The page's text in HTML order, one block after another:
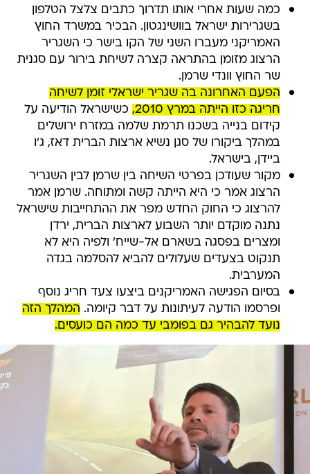
כמה שעות אחרי אותו תדרוך כתבים צלצל הטלפון
בשגרירות ישראל בוושינגטון. הבכיר במשרד החוץ
האמריקני מעברו השני של הקו בישר כי השגריר
הרצוג מזומן בהתראה קצרה לשיחת בירור עם סגנית
שר החוץ וונדי שרמן.
הפעם האחרונה בה שגריר ישראלי זומן לשיחה
חריגה כזו הייתה במרץ 2010,
כשישראל הודיעה על
קידום בנייה בשכנו תרמת שלמה במזרח ירושלים
במהלך ביקורו של סגן נשיא ארצות הברית דאז, ג'ו
ביידן, בישראל.
מקור שעודכן בפרטי השיחה בין שרמן לבין השגריר
הרצוג אמר כי היא הייתה קשה ומתוחה. שרמן אמר
להרצוג כי החוק החדש מפר את ההתחייבות שישראל
נתנה מוקדם יותר השבוע לארצות הברית, ירדן
ומצרים בפסגה בשארם אל-שייח' ולפיה היא לא
תנקוט בצעדים שעלולים להביא להסלמה בגדה
המערבית.
בסיום הפגישה האמריקנים ביצעו צעד חריג נוסף
ופרסמו הודעה לעיתונות על דבר קיומה. המהלך הזה
נועד להבהיר גם בפומבי עד כמה הם כועסים.